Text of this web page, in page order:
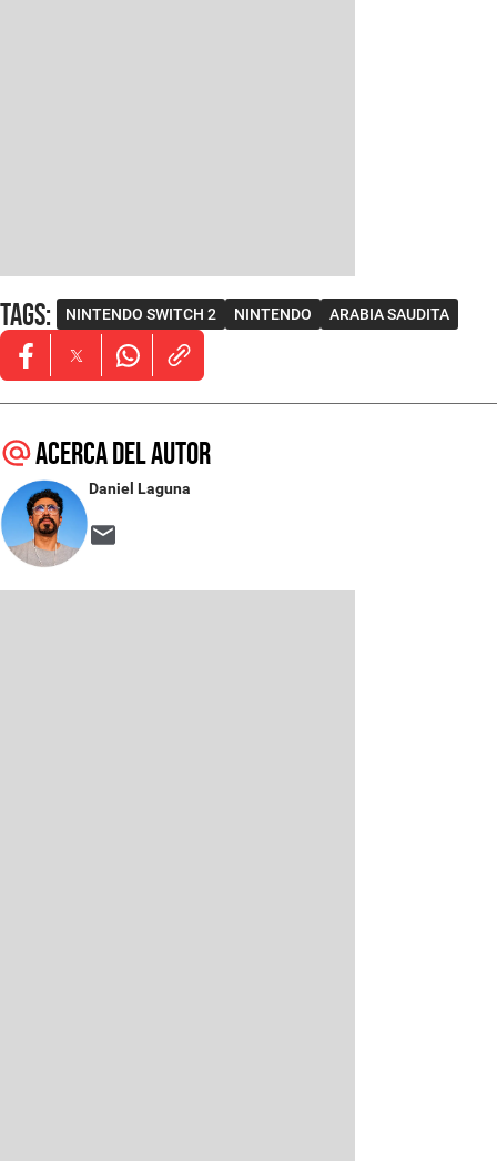
Tags: NINTENDO SWITCH 2 NINTENDO ARABIA SAUDITA
Opens in new window
Opens in new window
Opens in new window
Acerca del autor
Daniel Laguna